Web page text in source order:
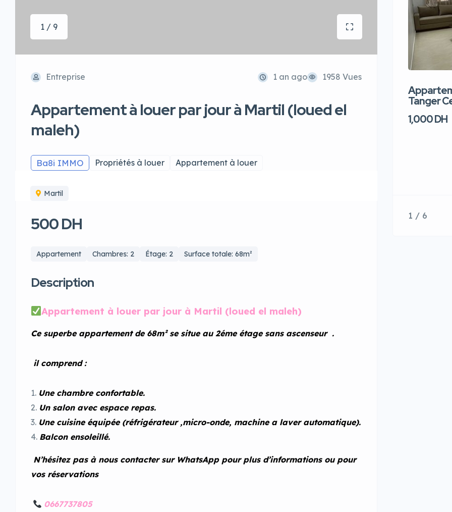
1 / 9
Entreprise 1 an ago 1958 Vues
Appartement à louer par jour à Martil (loued el
maleh)
Ba8i IMMO Propriétés à louer Appartement à louer
Martil
500 DH
Appartement Chambres: 2 Étage: 2 Surface totale: 68m²
Description
Appartement à louer par jour à Martil (loued el maleh)
Ce superbe appartement de 68m² se situe au 2éme étage sans ascenseur .
il comprend :
Une chambre confortable.
Un salon avec espace repas.
Une cuisine équipée (réfrigérateur ,micro-onde, machine a laver automatique).
Balcon ensoleillé.
N’hésitez pas à nous contacter sur WhatsApp pour plus d’informations ou pour
vos réservations
0667737805
Tanger
1,000 DH
1 / 6